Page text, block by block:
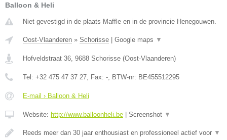
Balloon & Heli
Niet gevestigd in de plaats Maffle en in de provincie Henegouwen.
Oost-Vlaanderen » Schorisse Google maps ▼
Hofveldstraat 36 9688 Schorisse (Oost-Vlaanderen)
Tel: +32 475 47 37 27 , Fax: - , BTW-nr: BE455512295
E-mail › Balloon & Heli
Website: http://www.balloonheli.be Screenshot ▼
Reeds meer dan 30 jaar enthousiast en professioneel actief voor ▼